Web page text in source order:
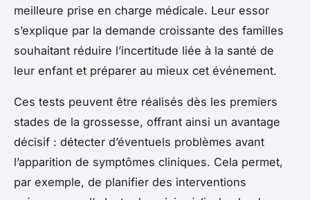
meilleure prise en charge médicale. Leur essor
s’explique par la demande croissante des familles
souhaitant réduire l’incertitude liée à la santé de
leur enfant et préparer au mieux cet événement.
Ces tests peuvent être réalisés dès les premiers
stades de la grossesse, offrant ainsi un avantage
décisif : détecter d’éventuels problèmes avant
l’apparition de symptômes cliniques. Cela permet,
par exemple, de planifier des interventions